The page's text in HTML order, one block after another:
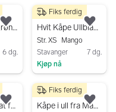
Mango Armigrønn jakke/kåpe str xs
6 dg.
Legg til som favoritt.
499 kr
Hvit Kåpe Ullblanding fra Mango
Str. XS
Mango
Stavanger
7 dg.
Kjøp nå
Fiks ferdig
PU-trenchcoat fra mango i sortLegg til som favoritt.
800 kr
Kåpe i ull fra Mango
Fiks ferdig